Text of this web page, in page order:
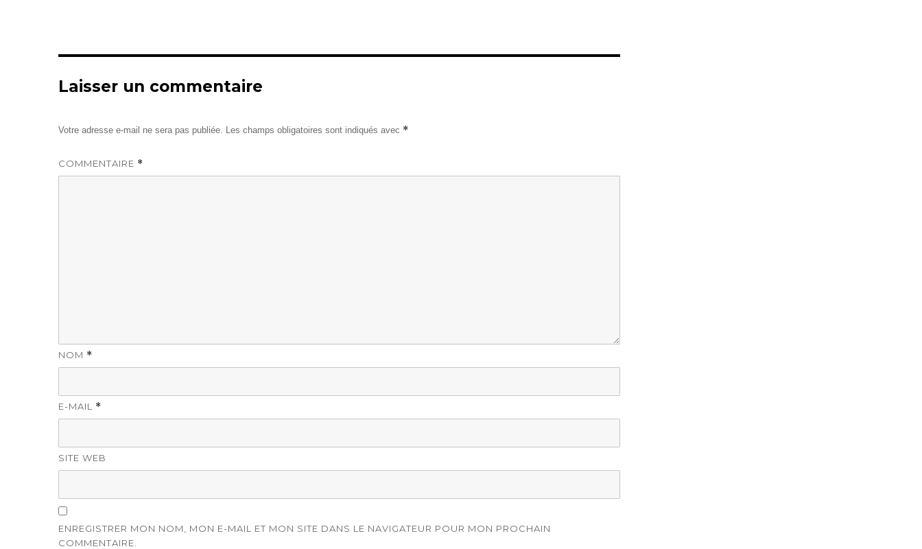
Laisser un commentaire
Votre adresse e-mail ne sera pas publiée. Les champs obligatoires sont indiqués avec *
COMMENTAIRE *
NOM *
E-MAIL *
SITE WEB
ENREGISTRER MON NOM, MON E-MAIL ET MON SITE DANS LE NAVIGATEUR POUR MON PROCHAIN
COMMENTAIRE.